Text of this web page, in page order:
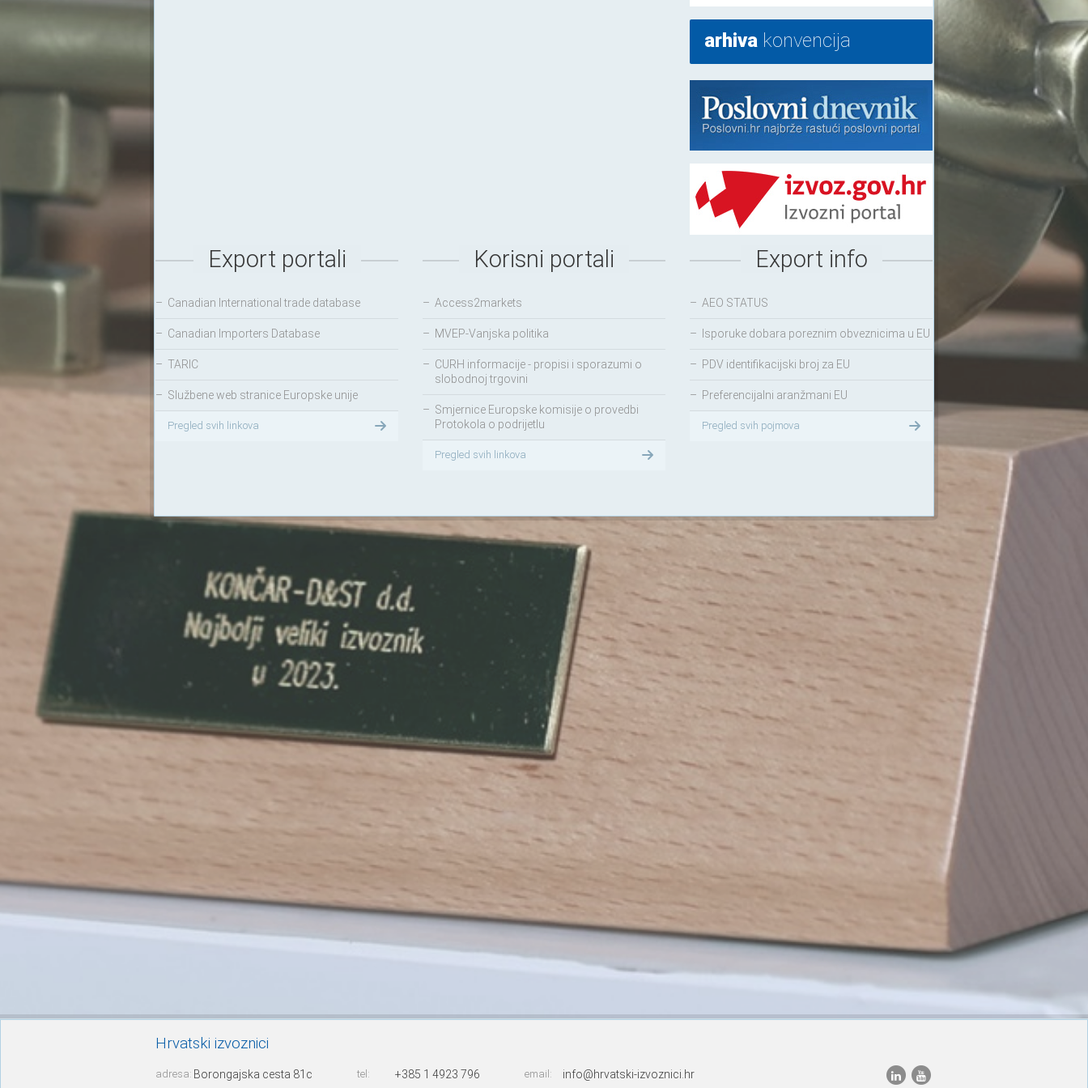
arhiva konvencija
Export portali
– Canadian International trade database
– Canadian Importers Database
– TARIC
– Službene web stranice Europske unije
Pregled svih linkova
Korisni portali
– Access2markets
– MVEP-Vanjska politika
– CURH informacije - propisi i sporazumi o
slobodnoj trgovini
– Smjernice Europske komisije o provedbi
Protokola o podrijetlu
Pregled svih linkova
Export info
– AEO STATUS
– Isporuke dobara poreznim obveznicima u EU
– PDV identifikacijski broj za EU
– Preferencijalni aranžmani EU
Pregled svih pojmova
Hrvatski izvoznici
adresa: Borongajska cesta 81c
tel: +385 1 4923 796 email: info@hrvatski-izvoznici.hr